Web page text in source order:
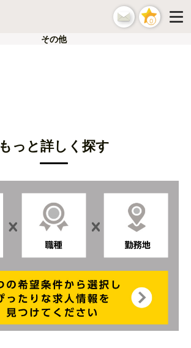
0
その他
もっと詳しく探す